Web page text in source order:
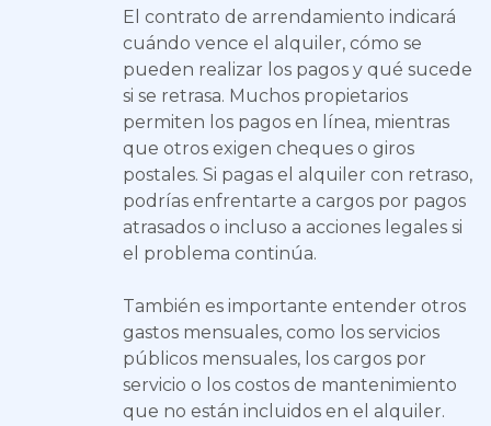
El contrato de arrendamiento indicará
cuándo vence el alquiler, cómo se
pueden realizar los pagos y qué sucede
si se retrasa. Muchos propietarios
permiten los pagos en línea, mientras
que otros exigen cheques o giros
postales. Si pagas el alquiler con retraso,
podrías enfrentarte a cargos por pagos
atrasados o incluso a acciones legales si
el problema continúa.
También es importante entender otros
gastos mensuales, como los servicios
públicos mensuales, los cargos por
servicio o los costos de mantenimiento
que no están incluidos en el alquiler.